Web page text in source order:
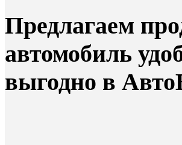
Предлагаем
автомобиль
выгодно в